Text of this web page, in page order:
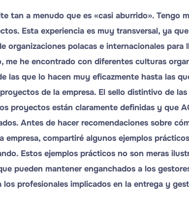
tan a menudo que es «casi aburrido». Tengo
Esta experiencia es muy transversal, ya
organizaciones polacas e internacionales para
me he encontrado con diferentes culturas
las que lo hacen muy eficazmente hasta las
de la empresa. El sello distintivo de las
proyectos están claramente definidas y que
Antes de hacer recomendaciones sobre
compartiré algunos ejemplos
Estos ejemplos prácticos no son meras
pueden mantener enganchados a los
profesionales implicados en la entrega y